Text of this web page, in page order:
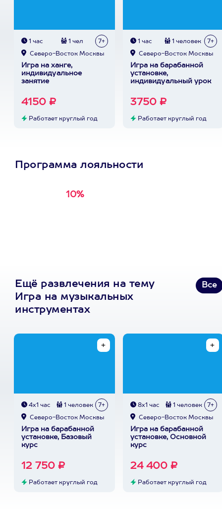
1 час 1 чел 7+
Северо-Восток Москвы
Игра на ханге,
индивидуальное
занятие
4150 ₽
Работает круглый год
1 час 1 человек 7+
Северо-Восток Москвы
Игра на барабанной
установке,
индивидуальный урок
3750 ₽
Работает круглый год
Программа лояльности
10%
Ещё развлечения на тему
Игра на музыкальных
инструментах
Все
4х1 час 1 человек 7+
Северо-Восток Москвы
Игра на барабанной
установке, Базовый
курс
12 750 ₽
Работает круглый год
8х1 час 1 человек 7+
Северо-Восток Москвы
Игра на барабанной
установке, Основной
курс
24 400 ₽
Работает круглый год